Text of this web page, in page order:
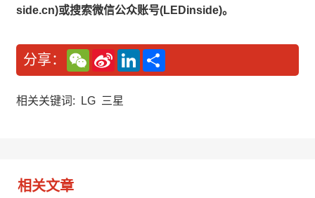
side.cn)或搜索微信公众账号(LEDinside)。
分享：
W
e
C
a
S
n
W
L
n
相关关键词: LG 三星
相关文章